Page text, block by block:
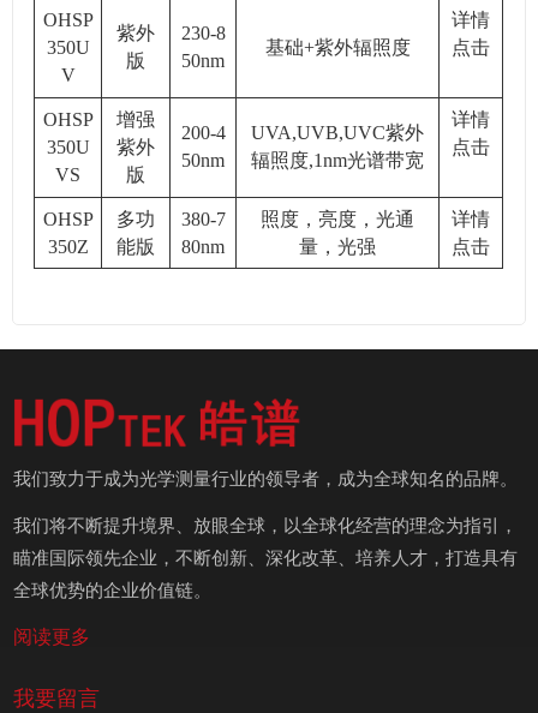
OHSP
350U
V
紫外
版
230-8
50nm
基础+紫外辐照度
详情
点击
OHSP
350U
VS
增强
紫外
版
200-4
50nm
UVA,UVB,UVC紫外
辐照度,1nm光谱带宽
详情
点击
OHSP
350Z
多功
能版
380-7
80nm
照度，亮度，光通
量，光强
详情
点击
我们致力于成为光学测量行业的领导者，成为全球知名的品牌。
我们将不断提升境界、放眼全球，以全球化经营的理念为指引，
瞄准国际领先企业，不断创新、深化改革、培养人才，打造具有
全球优势的企业价值链。
阅读更多
我要留言